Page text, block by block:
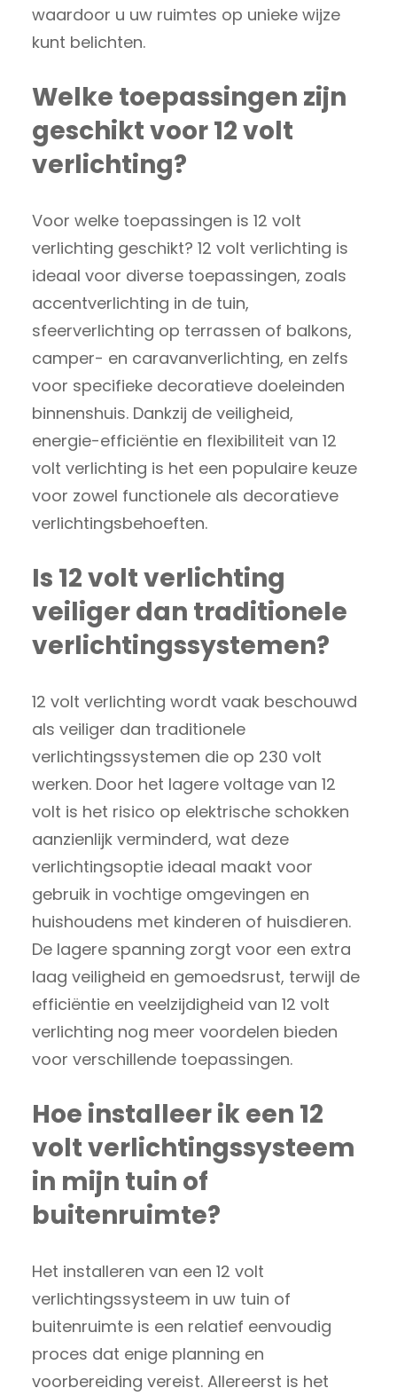
waardoor u uw ruimtes op unieke wijze
kunt belichten.
Welke toepassingen zijn
geschikt voor 12 volt
verlichting?
Voor welke toepassingen is 12 volt
verlichting geschikt? 12 volt verlichting is
ideaal voor diverse toepassingen, zoals
accentverlichting in de tuin,
sfeerverlichting op terrassen of balkons,
camper- en caravanverlichting, en zelfs
voor specifieke decoratieve doeleinden
binnenshuis. Dankzij de veiligheid,
energie-efficiëntie en flexibiliteit van 12
volt verlichting is het een populaire keuze
voor zowel functionele als decoratieve
verlichtingsbehoeften.
Is 12 volt verlichting
veiliger dan traditionele
verlichtingssystemen?
12 volt verlichting wordt vaak beschouwd
als veiliger dan traditionele
verlichtingssystemen die op 230 volt
werken. Door het lagere voltage van 12
volt is het risico op elektrische schokken
aanzienlijk verminderd, wat deze
verlichtingsoptie ideaal maakt voor
gebruik in vochtige omgevingen en
huishoudens met kinderen of huisdieren.
De lagere spanning zorgt voor een extra
laag veiligheid en gemoedsrust, terwijl de
efficiëntie en veelzijdigheid van 12 volt
verlichting nog meer voordelen bieden
voor verschillende toepassingen.
Hoe installeer ik een 12
volt verlichtingssysteem
in mijn tuin of
buitenruimte?
Het installeren van een 12 volt
verlichtingssysteem in uw tuin of
buitenruimte is een relatief eenvoudig
proces dat enige planning en
voorbereiding vereist. Allereerst is het